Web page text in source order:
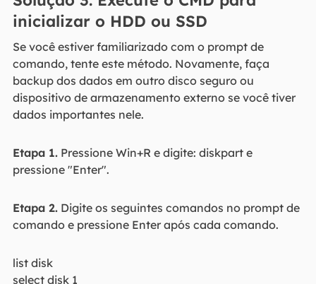
inicializar o HDD ou SSD
Se você estiver familiarizado com o prompt de
comando, tente este método. Novamente, faça
backup dos dados em outro disco seguro ou
dispositivo de armazenamento externo se você tiver
dados importantes nele.
Etapa 1.Pressione Win+R e digite: diskpart e
pressione "Enter".
Etapa 2.Digite os seguintes comandos no prompt de
comando e pressione Enter após cada comando.
list disk
select disk 1